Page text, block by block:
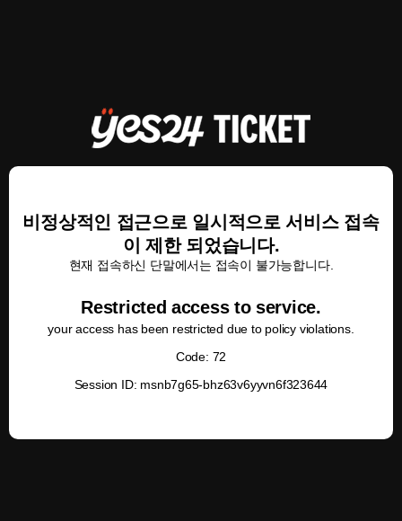
비정상적인 접근으로 일시적으로 서비스 접속
이 제한 되었습니다.
현재 접속하신 단말에서는 접속이 불가능합니다.
Restricted access to service.
your access has been restricted due to policy violations.
Code: 72
Session ID: msnb7g65-bhz63v6yyvn6f323644